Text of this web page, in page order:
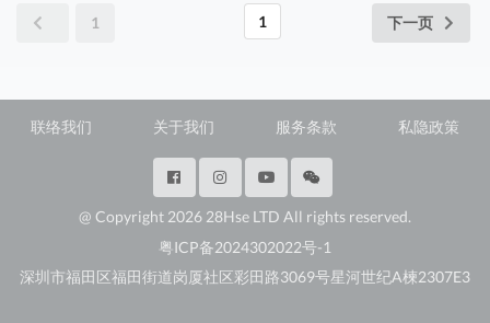
1 1 下一页
联络我们 关于我们 服务条款 私隐政策
@ Copyright 2026 28Hse LTD All rights reserved.
粤ICP备2024302022号-1
深圳市福田区福田街道岗厦社区彩田路3069号星河世纪A楝2307E3